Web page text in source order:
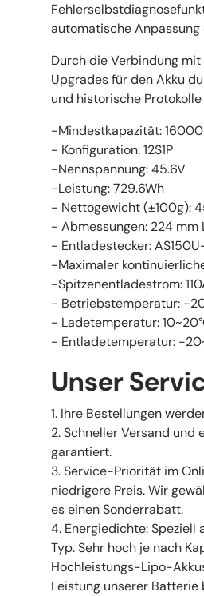
automatische Anpassung
Durch die Verbindung
Upgrades für den Akku
und historische
-Mindestkapazität:
- Konfiguration: 12S1P
-Nennspannung: 45.6V
-Leistung: 729.6Wh
- Nettogewicht (±100g):
- Abmessungen: 224 mm
- Entladestecker:
-Maximaler
-Spitzenentladestrom:
- Betriebstemperatur: -
- Ladetemperatur:
- Entladetemperatur: -
Unser
1. Ihre Bestellungen
2. Schneller Versand und
garantiert.
3. Service-Priorität im
niedrigere Preis. Wir
es einen Sonderrabatt.
4. Energiedichte:
Typ. Sehr hoch je nach
Hochleistungs-Lipo-
Leistung unserer Batterie